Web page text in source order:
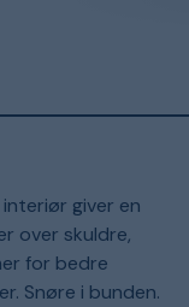
giver en
over skuldre,
for bedre
Snøre i bunden.